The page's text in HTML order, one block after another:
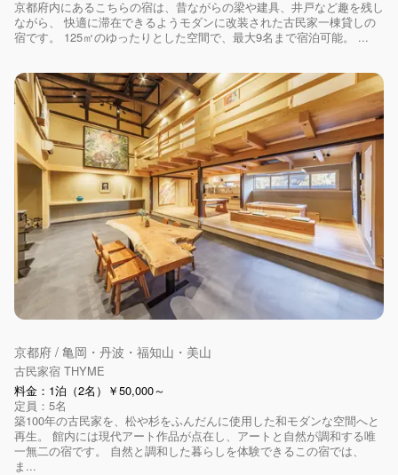
京都府内にあるこちらの宿は、昔ながらの梁や建具、井戸など趣を残し
ながら、 快適に滞在できるようモダンに改装された古民家一棟貸しの
宿です。 125㎡のゆったりとした空間で、最大9名まで宿泊可能。 ...
京都府 / 亀岡・丹波・福知山・美山
古民家宿 THYME
料金：1泊（2名）￥50,000～
定員：5名
築100年の古民家を、松や杉をふんだんに使用した和モダンな空間へと
再生。 館内には現代アート作品が点在し、アートと自然が調和する唯
一無二の宿です。 自然と調和した暮らしを体験できるこの宿では、
ま...